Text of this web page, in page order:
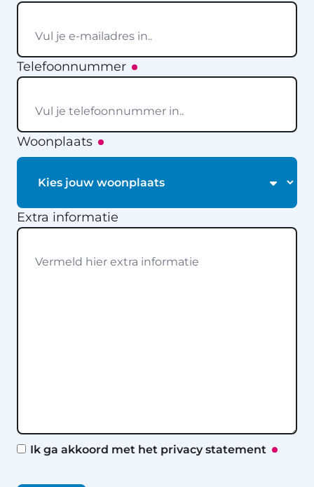
Telefoonnummer
Woonplaats
Extra informatie
Privacy statement
Ik ga akkoord met het privacy statement